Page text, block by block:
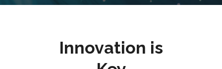
Innovation is